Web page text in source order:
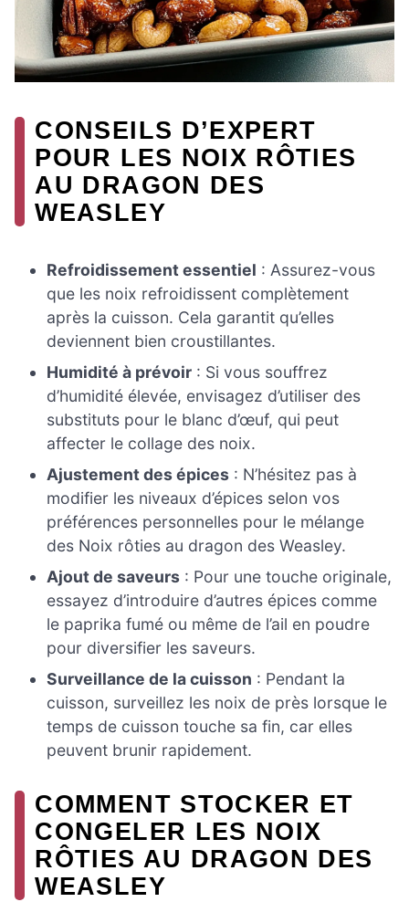
CONSEILS D’EXPERT
POUR LES NOIX RÔTIES
AU DRAGON DES
WEASLEY
Refroidissement essentiel : Assurez-vous
que les noix refroidissent complètement
après la cuisson. Cela garantit qu’elles
deviennent bien croustillantes.
Humidité à prévoir : Si vous souffrez
d’humidité élevée, envisagez d’utiliser des
substituts pour le blanc d’œuf, qui peut
affecter le collage des noix.
Ajustement des épices : N’hésitez pas à
modifier les niveaux d’épices selon vos
préférences personnelles pour le mélange
des Noix rôties au dragon des Weasley.
Ajout de saveurs : Pour une touche originale,
essayez d’introduire d’autres épices comme
le paprika fumé ou même de l’ail en poudre
pour diversifier les saveurs.
Surveillance de la cuisson : Pendant la
cuisson, surveillez les noix de près lorsque le
temps de cuisson touche sa fin, car elles
peuvent brunir rapidement.
COMMENT STOCKER ET
CONGELER LES NOIX
RÔTIES AU DRAGON DES
WEASLEY